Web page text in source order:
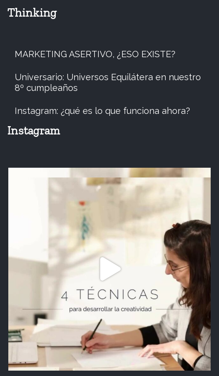
Thinking
MARKETING ASERTIVO, ¿ESO EXISTE?
Universario: Universos Equilátera en nuestro
8º cumpleaños
Instagram: ¿qué es lo que funciona ahora?
Instagram